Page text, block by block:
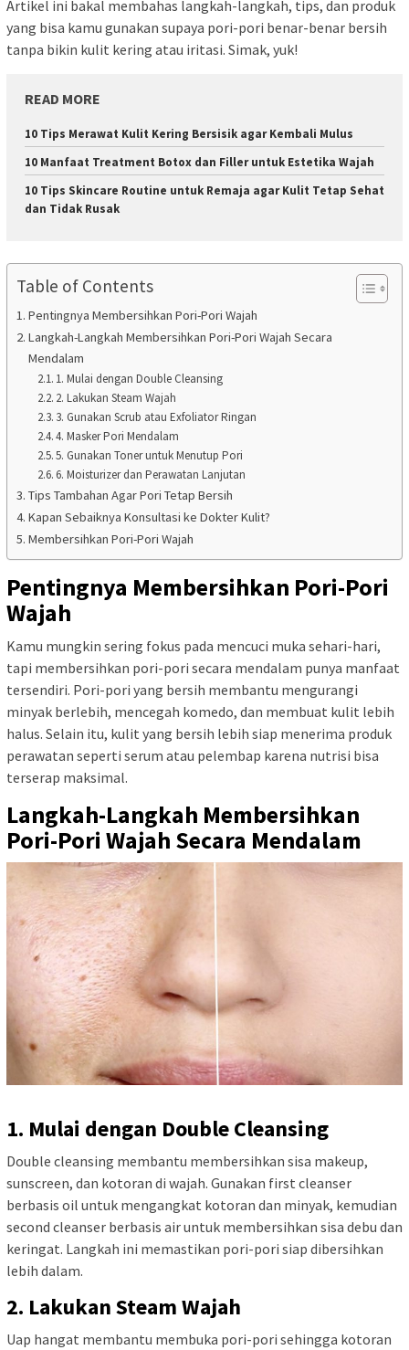
Artikel ini bakal membahas langkah-langkah, tips, dan produk
yang bisa kamu gunakan supaya pori-pori benar-benar bersih
tanpa bikin kulit kering atau iritasi. Simak, yuk!
READ MORE
10 Tips Merawat Kulit Kering Bersisik agar Kembali Mulus
10 Manfaat Treatment Botox dan Filler untuk Estetika Wajah
10 Tips Skincare Routine untuk Remaja agar Kulit Tetap Sehat
dan Tidak Rusak
Table of Contents
Pentingnya Membersihkan Pori-Pori Wajah
Langkah-Langkah Membersihkan Pori-Pori Wajah Secara
Mendalam
1. Mulai dengan Double Cleansing
2. Lakukan Steam Wajah
3. Gunakan Scrub atau Exfoliator Ringan
4. Masker Pori Mendalam
5. Gunakan Toner untuk Menutup Pori
6. Moisturizer dan Perawatan Lanjutan
Tips Tambahan Agar Pori Tetap Bersih
Kapan Sebaiknya Konsultasi ke Dokter Kulit?
Membersihkan Pori-Pori Wajah
Pentingnya Membersihkan Pori-Pori
Wajah
Kamu mungkin sering fokus pada mencuci muka sehari-hari,
tapi membersihkan pori-pori secara mendalam punya manfaat
tersendiri. Pori-pori yang bersih membantu mengurangi
minyak berlebih, mencegah komedo, dan membuat kulit lebih
halus. Selain itu, kulit yang bersih lebih siap menerima produk
perawatan seperti serum atau pelembap karena nutrisi bisa
terserap maksimal.
Langkah-Langkah Membersihkan
Pori-Pori Wajah Secara Mendalam
1. Mulai dengan Double Cleansing
Double cleansing membantu membersihkan sisa makeup,
sunscreen, dan kotoran di wajah. Gunakan first cleanser
berbasis oil untuk mengangkat kotoran dan minyak, kemudian
second cleanser berbasis air untuk membersihkan sisa debu dan
keringat. Langkah ini memastikan pori-pori siap dibersihkan
lebih dalam.
2. Lakukan Steam Wajah
Uap hangat membantu membuka pori-pori sehingga kotoran